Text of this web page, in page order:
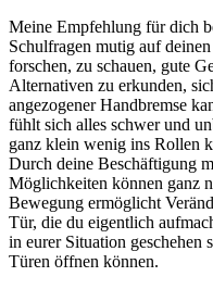
Meine Empfehlung für dich
Schulfragen mutig auf
forschen, zu schauen, gute
Alternativen zu erkunden,
angezogener Handbremse
fühlt sich alles schwer und
ganz klein wenig ins Rollen
Durch deine Beschäftigung
Möglichkeiten können ganz
Bewegung ermöglicht
Tür, die du eigentlich
in eurer Situation geschehen
Türen öffnen können.